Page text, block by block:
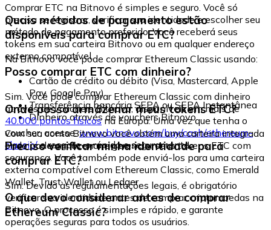
Comprar ETC na Bitnovo é simples e seguro. Você só
precisa se registrar, verificar sua identidade e escolher seu
método de pagamento preferido. Você receberá seus
tokens em sua carteira Bitnovo ou em qualquer endereço
externo compatível.
Quais métodos de pagamento estão
disponíveis para comprar ETC?
Na Bitnovo você pode comprar Ethereum Classic usando:
Cartão de crédito ou débito (Visa, Mastercard, Apple
Pay, Google Pay)
Transferência bancária SEPA ou SEPA Instantânea
Dinheiro através de vouchers Bitnovo
Posso comprar ETC com dinheiro?
Sim. Você pode comprar Ethereum Classic com dinheiro
através de vouchers Bitnovo, disponíveis em mais de
40.000 pontos físicosna Europa. Uma vez que tenha o
voucher, acesse:www.bitnovo.com/buy/cash/ethereum-
classic/e resgate-o rápida e seguramente.
Onde posso armazenar meus tokens ETC?
Com sua conta Bitnovo você obtém uma carteira integrada
onde pode armazenar e gerenciar seus tokens ETC com
segurança. Você também pode enviá-los para uma carteira
externa compatível com Ethereum Classic, como Emerald
Wallet, Trust Wallet ou Ledger.
Preciso verificar minha identidade para
comprar ETC?
Sim. Devido às regulamentações legais, é obrigatório
verificar sua identidade antes de comprar criptomoedas na
Bitnovo. O processo é simples e rápido, e garante
operações seguras para todos os usuários.
O que devo considerar antes de comprar
Ethereum Classic?